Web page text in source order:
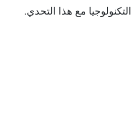
التكنولوجيا مع هذا التحدي.